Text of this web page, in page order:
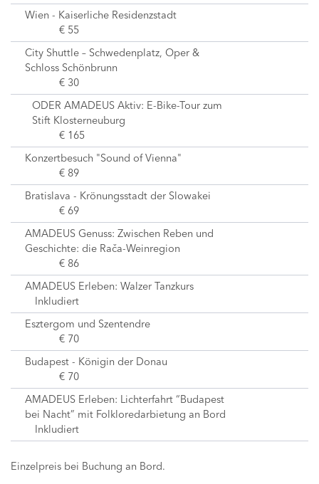
Wien - Kaiserliche Residenzstadt
€ 55
City Shuttle – Schwedenplatz, Oper &
Schloss Schönbrunn
€ 30
ODER AMADEUS Aktiv: E-Bike-Tour zum
Stift Klosterneuburg
€ 165
Konzertbesuch "Sound of Vienna"
€ 89
Bratislava - Krönungsstadt der Slowakei
€ 69
AMADEUS Genuss: Zwischen Reben und
Geschichte: die Rača-Weinregion
€ 86
AMADEUS Erleben: Walzer Tanzkurs
Inkludiert
Esztergom und Szentendre
€ 70
Budapest - Königin der Donau
€ 70
AMADEUS Erleben: Lichterfahrt “Budapest
bei Nacht” mit Folkloredarbietung an Bord
Inkludiert
Einzelpreis bei Buchung an Bord.